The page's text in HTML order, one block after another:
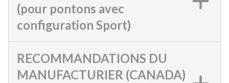
(pour pontons avec
configuration Sport)
RECOMMANDATIONS DU
MANUFACTURIER (CANADA)